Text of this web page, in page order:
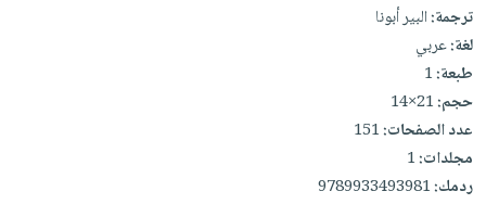
تواصل
معنا
ترجمة:البير أبونا
لغة:عربي
طبعة:1
حجم:21×14
عدد الصفحات:151
مجلدات:1
ردمك:9789933493981